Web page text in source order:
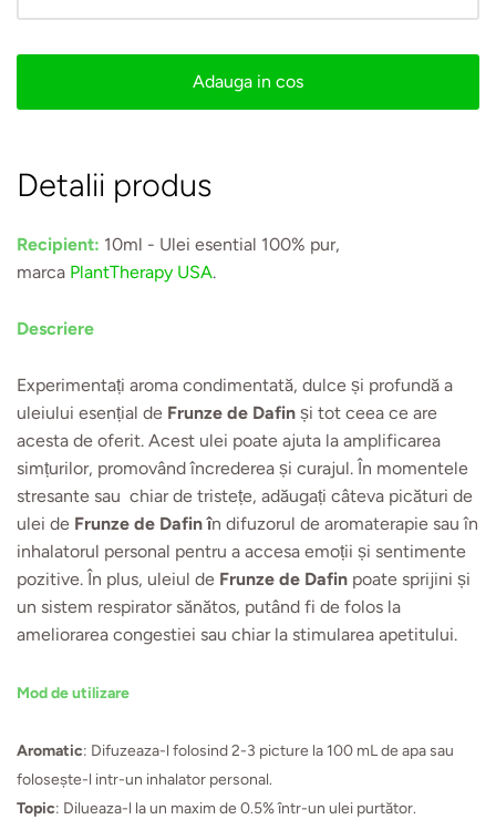
Adauga in cos
Detalii produs
Recipient: 10ml - Ulei esential 100% pur,
marca PlantTherapy USA.
Descriere
Experimentați aroma condimentată, dulce și profundă a
uleiului esențial de Frunze de Dafin și tot ceea ce are
acesta de oferit. Acest ulei poate ajuta la amplificarea
simțurilor, promovând încrederea și curajul. În momentele
stresante sau chiar de tristețe, adăugați câteva picături de
ulei de Frunze de Dafin în difuzorul de aromaterapie sau în
inhalatorul personal pentru a accesa emoții și sentimente
pozitive. În plus, uleiul de Frunze de Dafin poate sprijini și
un sistem respirator sănătos, putând fi de folos la
ameliorarea congestiei sau chiar la stimularea apetitului.
Mod de utilizare
Aromatic: Difuzeaza-l folosind 2-3 picture la 100 mL de apa sau
folosește-l intr-un inhalator personal.
Topic: Dilueaza-l la un maxim de 0.5% într-un ulei purtător.